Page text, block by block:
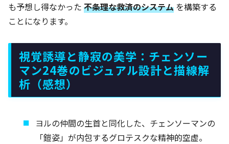
も予想し得なかった 不条理な救済のシステム を構築する
ことになります。
視覚誘導と静寂の美学：チェンソー
マン24巻のビジュアル設計と描線解
析（感想）
ヨルの仲間の生首と同化した、チェンソーマンの
「鎧姿」が内包するグロテスクな精神的空虚。